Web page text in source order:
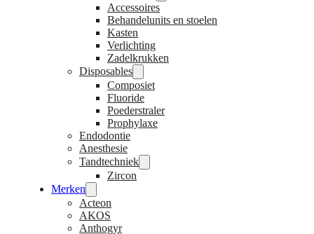
Accessoires
Behandelunits en stoelen
Kasten
Verlichting
Zadelkrukken
Disposables
Composiet
Fluoride
Poederstraler
Prophylaxe
Endodontie
Anesthesie
Tandtechniek
Zircon
Merken
Acteon
AKOS
Anthogyr